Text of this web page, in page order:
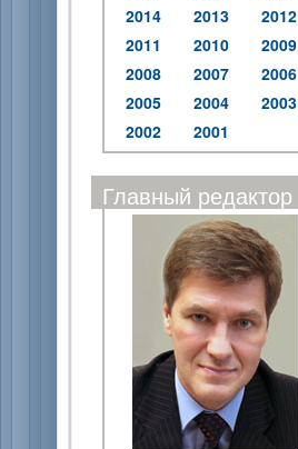
2014
2013
2012
2011
2010
2009
2008
2007
2006
2005
2004
2003
2002
2001
Главный редактор